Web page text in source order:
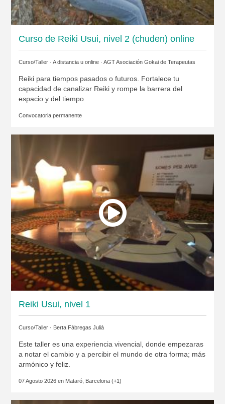
Curso de Reiki Usui, nivel 2 (chuden) online
Curso/Taller · A distancia u online · AGT Asociación Gokai de Terapeutas
Reiki para tiempos pasados o futuros. Fortalece tu
capacidad de canalizar Reiki y rompe la barrera del
espacio y del tiempo.
Convocatoria permanente
Reiki Usui, nivel 1
Curso/Taller · Berta Fàbregas Julià
Este taller es una experiencia vivencial, donde empezaras
a notar el cambio y a percibir el mundo de otra forma; más
armónico y feliz.
07 Agosto 2026 en Mataró, Barcelona(+1)